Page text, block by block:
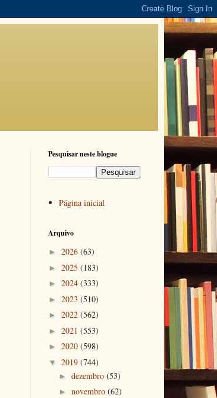
Pesquisar neste blogue
Página inicial
Arquivo
► 2026 (63)
► 2025 (183)
► 2024 (333)
► 2023 (510)
► 2022 (562)
► 2021 (553)
► 2020 (598)
▼ 2019 (744)
► dezembro (53)
► novembro (62)